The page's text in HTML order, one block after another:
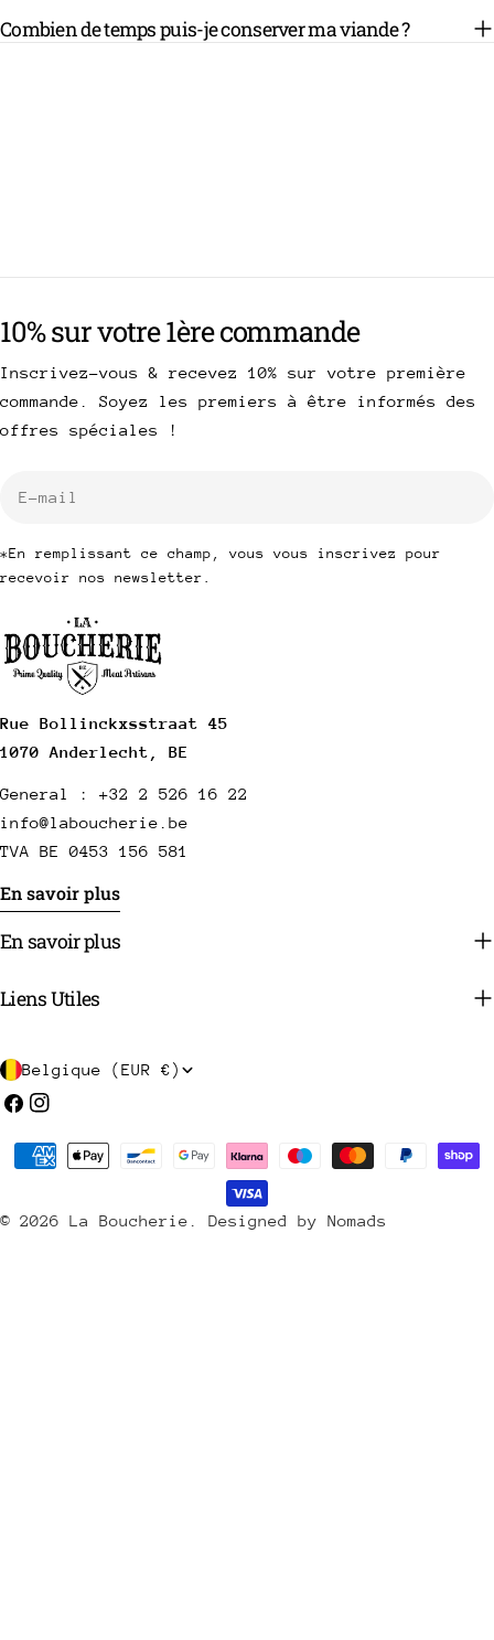
Combien de temps puis-je conserver ma viande ?
Rue Bollinckxsstraat 45
1070 Anderlecht, BE
General : +32 2 526 16 22
info@laboucherie.be
TVA BE 0453 156 581
En savoir plus
En savoir plus
Liens Utiles
10% sur votre 1ère commande
Inscrivez-vous & recevez 10% sur votre première
commande. Soyez les premiers à être informés des
offres spéciales !
*En remplissant ce champ, vous vous inscrivez pour
recevoir nos newsletter.
P
a
/
Belgique (EUR €)
Facebook
Instagram
© 2026 La Boucherie Designed by Nomads
Méthodes
payement